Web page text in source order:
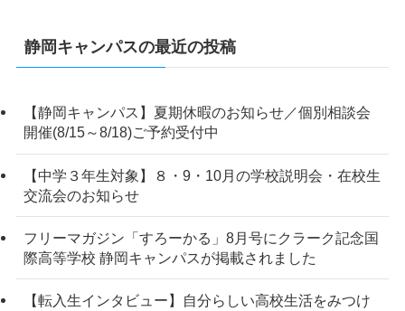
静岡キャンパスの最近の投稿
【静岡キャンパス】夏期休暇のお知らせ／個別相談会
開催(8/15～8/18)ご予約受付中
【中学３年生対象】８・9・10月の学校説明会・在校生
交流会のお知らせ
フリーマガジン「すろーかる」8月号にクラーク記念国
際高等学校 静岡キャンパスが掲載されました
【転入生インタビュー】自分らしい高校生活をみつけ